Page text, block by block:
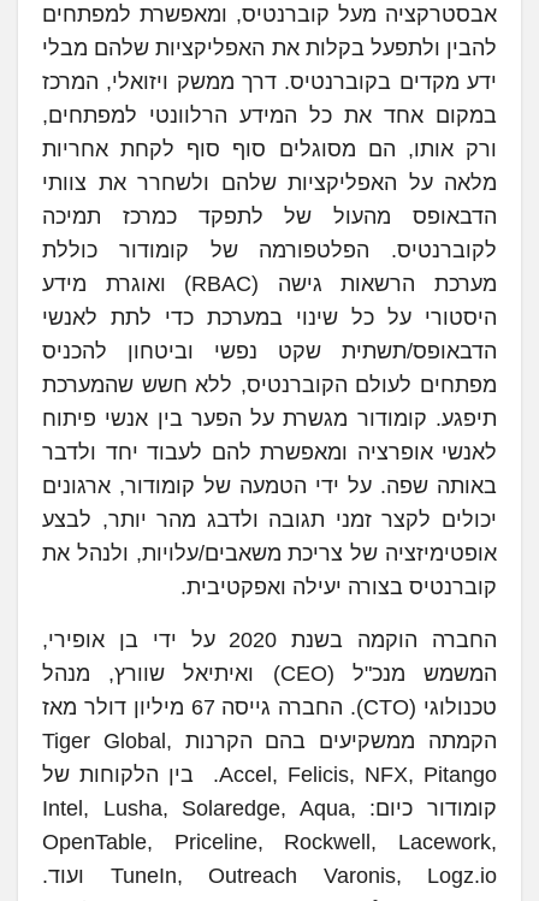
אבסטרקציה מעל קוברנטיס, ומאפשרת למפתחים
להבין ולתפעל בקלות את האפליקציות שלהם מבלי
ידע מקדים בקוברנטיס. דרך ממשק ויזואלי, המרכז
במקום אחד את כל המידע הרלוונטי למפתחים,
ורק אותו, הם מסוגלים סוף סוף לקחת אחריות
מלאה על האפליקציות שלהם ולשחרר את צוותי
הדבאופס מהעול של לתפקד כמרכז תמיכה
לקוברנטיס. הפלטפורמה של קומודור כוללת
מערכת הרשאות גישה (RBAC) ואוגרת מידע
היסטורי על כל שינוי במערכת כדי לתת לאנשי
הדבאופס/תשתית שקט נפשי וביטחון להכניס
מפתחים לעולם הקוברנטיס, ללא חשש שהמערכת
תיפגע. קומודור מגשרת על הפער בין אנשי פיתוח
לאנשי אופרציה ומאפשרת להם לעבוד יחד ולדבר
באותה שפה. על ידי הטמעה של קומודור, ארגונים
יכולים לקצר זמני תגובה ולדבג מהר יותר, לבצע
אופטימיזציה של צריכת משאבים/עלויות, ולנהל את
קוברנטיס בצורה יעילה ואפקטיבית.
החברה הוקמה בשנת 2020 על ידי בן אופירי,
המשמש מנכ"ל (CEO) ואיתיאל שוורץ, מנהל
טכנולוגי (CTO). החברה גייסה 67 מיליון דולר מאז
הקמתה ממשקיעים בהם הקרנות Tiger Global,
Accel, Felicis, NFX, Pitango. בין הלקוחות של
קומודור כיום: Intel, Lusha, Solaredge, Aqua,
OpenTable, Priceline, Rockwell, Lacework,
TuneIn, Outreach Varonis, Logz.io ועוד.